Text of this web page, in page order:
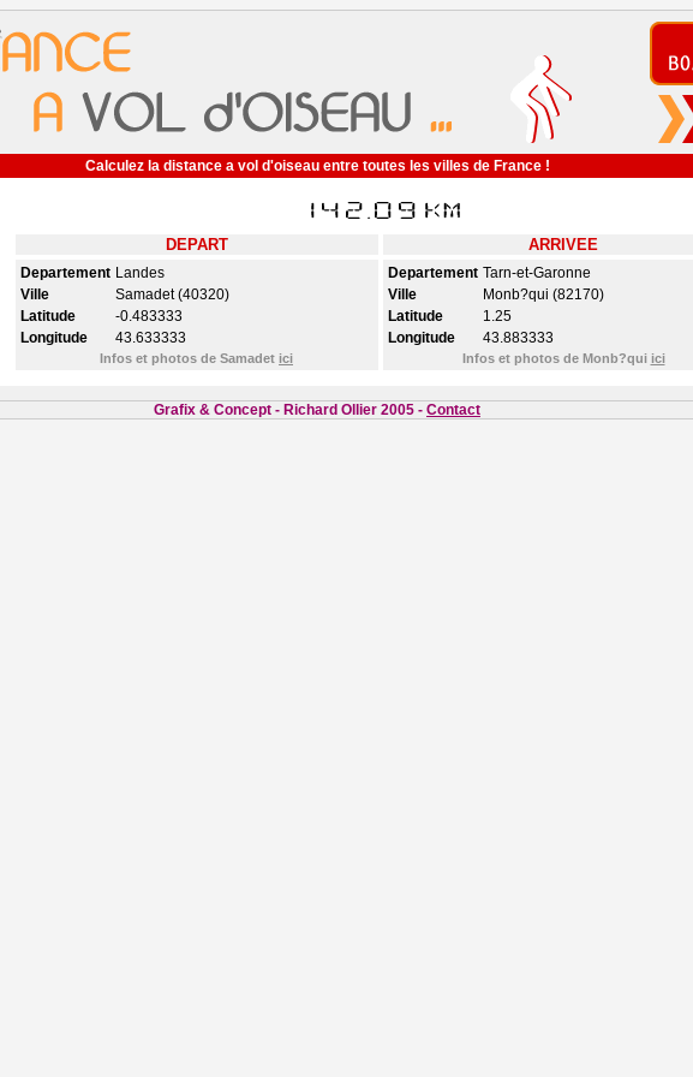
Calculez la distance a vol d'oiseau entre toutes les villes de France !
DEPART ARRIVEE
Departement Landes
Ville
Samadet (40320)
Latitude
-0.483333
Longitude
43.633333
Infos et photos de Samadet ici
Departement Tarn-et-Garonne
Ville
Monb?qui (82170)
Latitude
1.25
Longitude
43.883333
Infos et photos de Monb?qui ici
Grafix & Concept - Richard Ollier 2005 - Contact